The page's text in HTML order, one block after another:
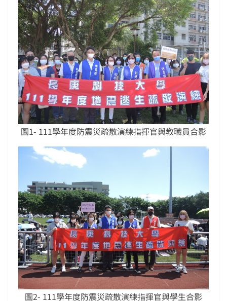
圖1- 111學年度防震災疏散演練指揮官與教職員合影
圖2- 111學年度防震災疏散演練指揮官與學生合影